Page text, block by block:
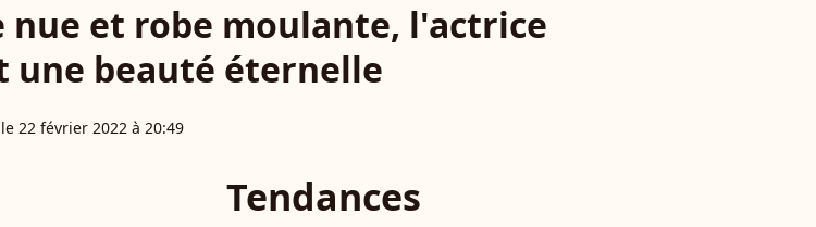
nue et robe moulante, l'actrice
une beauté éternelle
22 février 2022 à 20:49
Tendances